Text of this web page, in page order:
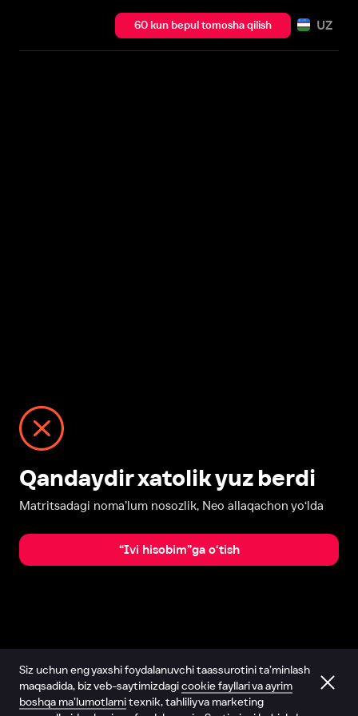
60 kun bepul tomosha qilish UZ
Qandaydir xatolik yuz berdi
Matritsadagi noma’lum nosozlik, Neo allaqachon yo‘lda
“Ivi hisobim”ga o‘tish
Siz uchun eng yaxshi foydalanuvchi taassurotini ta’minlash
maqsadida, biz veb-saytimizdagicookie fayllari va ayrim
boshqa ma’lumotlarnitexnik, tahliliy va marketing